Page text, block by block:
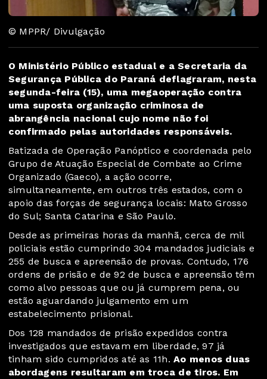
© MPPR/ Divulgação
O Ministério Público estadual e a Secretaria da
Segurança Pública do Paraná deflagraram, nesta
segunda-feira (15), uma megaoperação contra
uma suposta organização criminosa de
abrangência nacional cujo nome não foi
confirmado pelas autoridades responsáveis.
Batizada de Operação Panóptico e coordenada pelo
Grupo de Atuação Especial de Combate ao Crime
Organizado (Gaeco), a ação ocorre,
simultaneamente, em outros três estados, com o
apoio das forças de segurança locais: Mato Grosso
do Sul; Santa Catarina e São Paulo.
Desde as primeiras horas da manhã, cerca de mil
policiais estão cumprindo 304 mandados judiciais e
255 de busca e apreensão de provas. Contudo, 176
ordens de prisão e de 92 de busca e apreensão têm
como alvo pessoas que ou já cumprem pena, ou
estão aguardando julgamento em um
estabelecimento prisional.
Dos 128 mandados de prisão expedidos contra
investigados que estavam em liberdade, 97 já
tinham sido cumpridos até as 11h. Ao menos duas
abordagens resultaram em troca de tiros. Em